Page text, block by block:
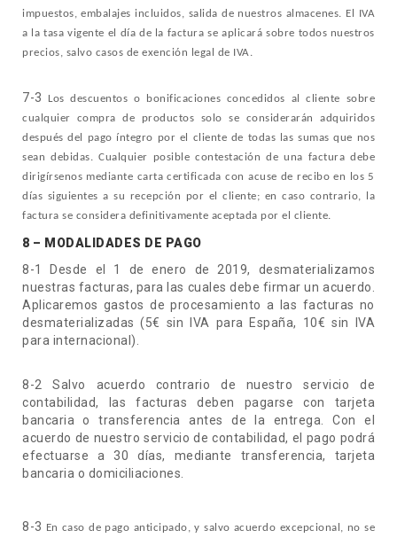
impuestos, embalajes incluidos, salida de nuestros almacenes. El IVA
a la tasa vigente el día de la factura se aplicará sobre todos nuestros
precios, salvo casos de exención legal de IVA.
7-3
Los descuentos o bonificaciones concedidos al cliente sobre
cualquier compra de productos solo se considerarán adquiridos
después del pago íntegro por el cliente de todas las sumas que nos
sean debidas. Cualquier posible contestación de una factura debe
dirigírsenos mediante carta certificada con acuse de recibo en los 5
días siguientes a su recepción por el cliente; en caso contrario, la
factura se considera definitivamente aceptada por el cliente.
8 – MODALIDADES DE PAGO
8-1 Desde el 1 de enero de 2019, desmaterializamos
nuestras facturas, para las cuales debe firmar un acuerdo.
Aplicaremos gastos de procesamiento a las facturas no
desmaterializadas (5€ sin IVA para España, 10€ sin IVA
para internacional).
8-2 Salvo acuerdo contrario de nuestro servicio de
contabilidad, las facturas deben pagarse con tarjeta
bancaria o transferencia antes de la entrega. Con el
acuerdo de nuestro servicio de contabilidad, el pago podrá
efectuarse a 30 días, mediante transferencia, tarjeta
bancaria o domiciliaciones.
8-3 En caso de pago anticipado, y salvo acuerdo excepcional, no se